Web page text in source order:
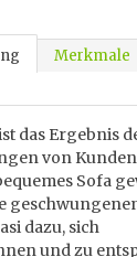
Merkmale
das Ergebnis
von
Sofa
dazu, sich
und zu